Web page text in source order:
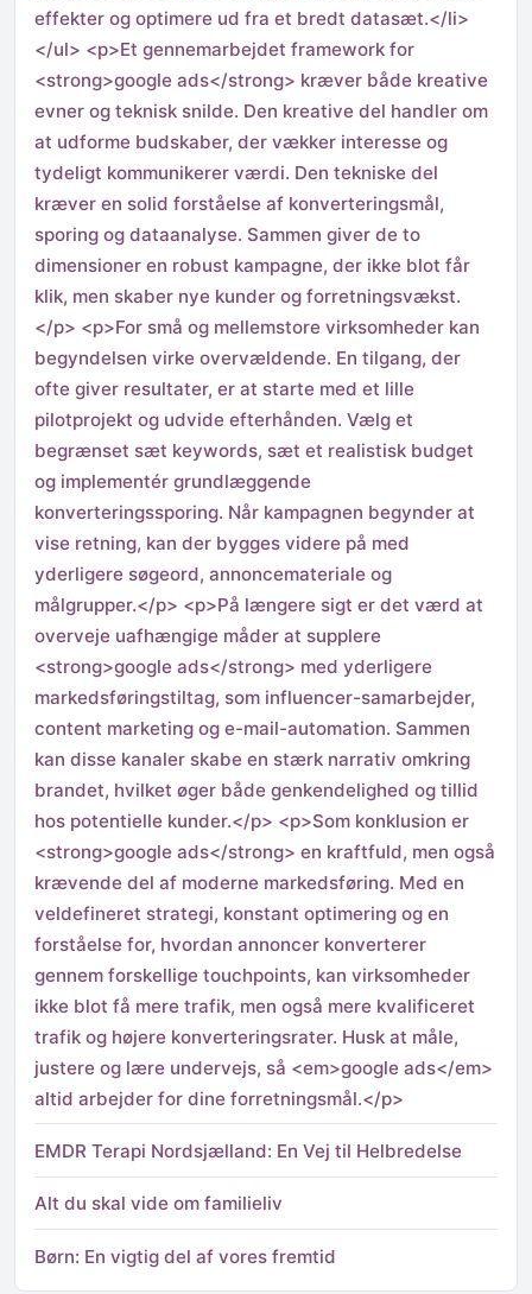
effekter og optimere ud fra et bredt datasæt.</li>
</ul> <p>Et gennemarbejdet framework for
<strong>google ads</strong> kræver både kreative
evner og teknisk snilde. Den kreative del handler om
at udforme budskaber, der vækker interesse og
tydeligt kommunikerer værdi. Den tekniske del
kræver en solid forståelse af konverteringsmål,
sporing og dataanalyse. Sammen giver de to
dimensioner en robust kampagne, der ikke blot får
klik, men skaber nye kunder og forretningsvækst.
</p> <p>For små og mellemstore virksomheder kan
begyndelsen virke overvældende. En tilgang, der
ofte giver resultater, er at starte med et lille
pilotprojekt og udvide efterhånden. Vælg et
begrænset sæt keywords, sæt et realistisk budget
og implementér grundlæggende
konverteringssporing. Når kampagnen begynder at
vise retning, kan der bygges videre på med
yderligere søgeord, annoncemateriale og
målgrupper.</p> <p>På længere sigt er det værd at
overveje uafhængige måder at supplere
<strong>google ads</strong> med yderligere
markedsføringstiltag, som influencer-samarbejder,
content marketing og e-mail-automation. Sammen
kan disse kanaler skabe en stærk narrativ omkring
brandet, hvilket øger både genkendelighed og tillid
hos potentielle kunder.</p> <p>Som konklusion er
<strong>google ads</strong> en kraftfuld, men også
krævende del af moderne markedsføring. Med en
veldefineret strategi, konstant optimering og en
forståelse for, hvordan annoncer konverterer
gennem forskellige touchpoints, kan virksomheder
ikke blot få mere trafik, men også mere kvalificeret
trafik og højere konverteringsrater. Husk at måle,
justere og lære undervejs, så <em>google ads</em>
altid arbejder for dine forretningsmål.</p>
EMDR Terapi Nordsjælland: En Vej til Helbredelse
Alt du skal vide om familieliv
Børn: En vigtig del af vores fremtid